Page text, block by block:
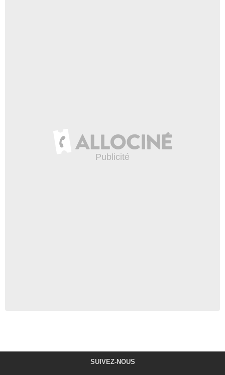
SUIVEZ-NOUS